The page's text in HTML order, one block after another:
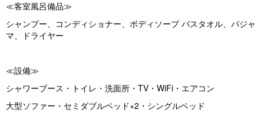
≪客室風呂備品≫
シャンプー、コンディショナー、ボディソープ バスタオル、パジャ
マ、ドライヤー
≪設備≫
シャワーブース・トイレ・洗面所・TV・WiFi・エアコン
大型ソファー・セミダブルベッド×2・シングルベッド